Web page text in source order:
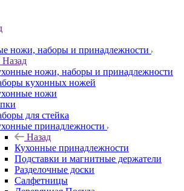
ножи, наборы и принадлежности
Назад
ножи, наборы и принадлежности
кухонных ножей
ножи
для стейка
принадлежности
Назад
Кухонные принадлежности
Подставки и магнитные держатели
Разделочные доски
Салфетницы